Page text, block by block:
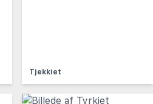
Tjekkiet